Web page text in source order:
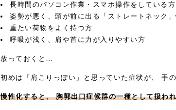
長時間のパソコン作業・スマホ操作をしている方
姿勢が悪く、頭が前に出る「ストレートネック
重たい荷物をよく持つ方
呼吸が浅く、肩や首に力が入りやすい方
放っておくと…
初めは「肩こりっぽい」と思っていた症状が、 手
慢性化すると、 胸郭出口症候群の一種として扱わ